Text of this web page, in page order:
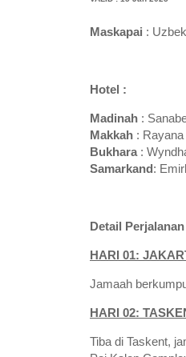
Maskapai :
Hotel :
Madinah :
Makkah :
Bukhara :
Samarkand:
Detail
HARI 01:
Jamaah
HARI 02:
Tiba di Taskent,